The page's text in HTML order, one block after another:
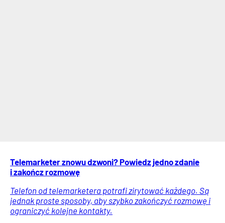
Telemarketer znowu dzwoni? Powiedz jedno zdanie
i zakończ rozmowę
Telefon od telemarketera potrafi zirytować każdego. Są
jednak proste sposoby, aby szybko zakończyć rozmowę i
ograniczyć kolejne kontakty.